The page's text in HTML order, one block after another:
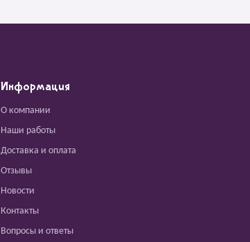
Информация
О компании
Наши работы
Доставка и оплата
Отзывы
Новости
Контакты
Вопросы и ответы